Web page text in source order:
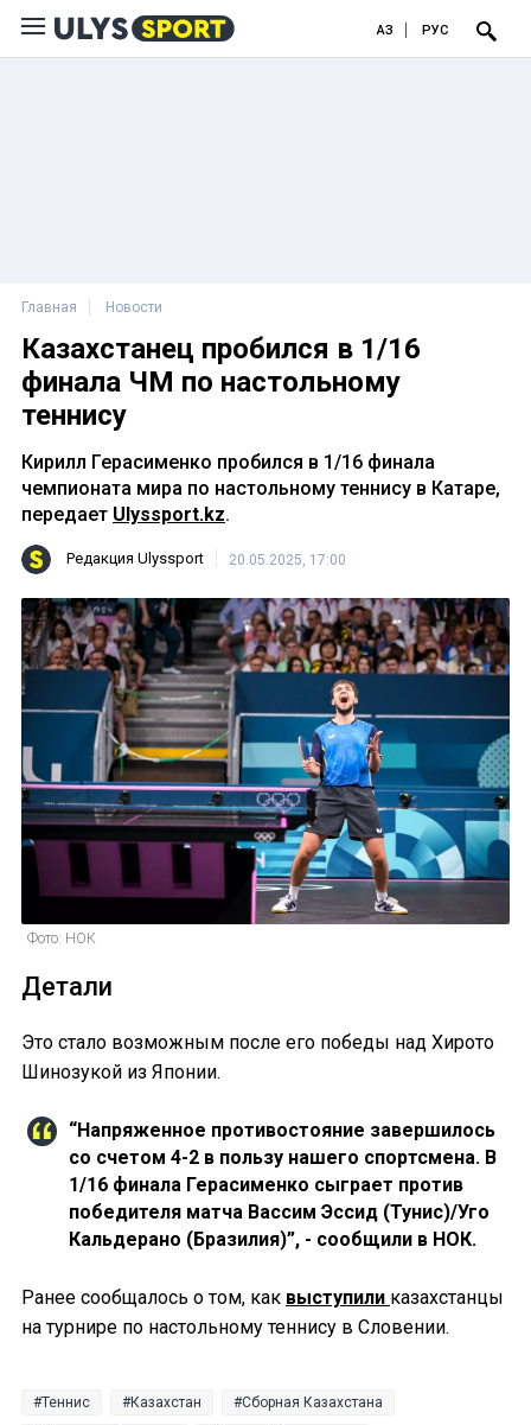
ҚАЗ РУС
Главная Новости
Казахстанец пробился в 1/16
финала ЧМ по настольному
теннису
Кирилл Герасименко пробился в 1/16 финала
чемпионата мира по настольному теннису в Катаре,
передает Ulyssport.kz.
Редакция Ulyssport 20.05.2025, 17:00
Фото: НОК
Детали
Это стало возможным после его победы над Хирото
Шинозукой из Японии.
“Напряженное противостояние завершилось
со счетом 4-2 в пользу нашего спортсмена. В
1/16 финала Герасименко сыграет против
победителя матча Вассим Эссид (Тунис)/Уго
Кальдерано (Бразилия)”, - сообщили в НОК.
Ранее сообщалось о том, как выступили казахстанцы
на турнире по настольному теннису в Словении.
Теннис Казахстан Сборная Казахстана